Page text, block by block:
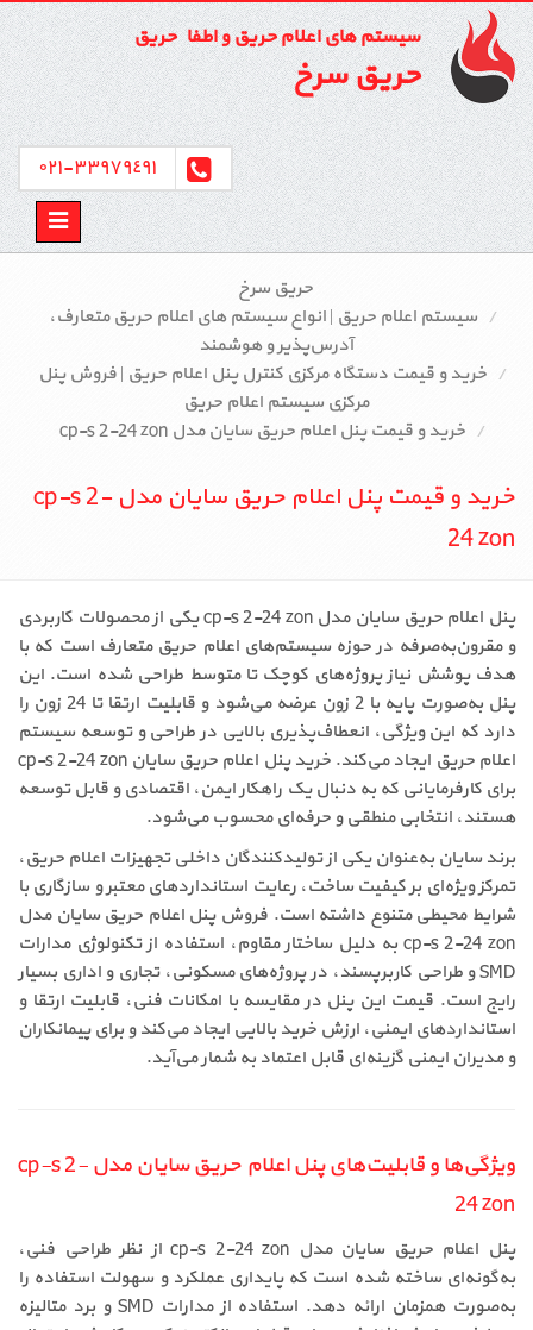
سیستم های اعلام حریق و اطفاء حریق
حریق سرخ
٣٣٩٧٩٤٩١-٠٢١
Toggle
حریق سرخ
سیستم اعلام حریق | انواع سیستم‌ های اعلام حریق متعارف،
آدرس‌پذیر و هوشمند
خرید و قیمت دستگاه مرکزی کنترل پنل اعلام حریق | فروش پنل
مرکزی سیستم اعلام حریق
خرید و قیمت پنل اعلام حریق سایان مدل cp-s 2-24 zon
خرید و قیمت پنل اعلام حریق سایان مدل cp-s 2-
24 zon
پنل اعلام حریق سایان مدل cp-s 2-24 zon یکی از محصولات کاربردی
و مقرون‌به‌صرفه در حوزه سیستم‌های اعلام حریق متعارف است که با
هدف پوشش نیاز پروژه‌های کوچک تا متوسط طراحی شده است. این
پنل به‌صورت پایه با 2 زون عرضه می‌شود و قابلیت ارتقا تا 24 زون را
دارد که این ویژگی، انعطاف‌پذیری بالایی در طراحی و توسعه سیستم
اعلام حریق ایجاد می‌کند. خرید پنل اعلام حریق سایان cp-s 2-24 zon
برای کارفرمایانی که به دنبال یک راهکار ایمن، اقتصادی و قابل توسعه
هستند، انتخابی منطقی و حرفه‌ای محسوب می‌شود.
برند سایان به‌عنوان یکی از تولیدکنندگان داخلی تجهیزات اعلام حریق،
تمرکز ویژه‌ای بر کیفیت ساخت، رعایت استانداردهای معتبر و سازگاری با
شرایط محیطی متنوع داشته است. فروش پنل اعلام حریق سایان مدل
cp-s 2-24 zon به دلیل ساختار مقاوم، استفاده از تکنولوژی مدارات
SMD و طراحی کاربرپسند، در پروژه‌های مسکونی، تجاری و اداری بسیار
رایج است. قیمت این پنل در مقایسه با امکانات فنی، قابلیت ارتقا و
استانداردهای ایمنی، ارزش خرید بالایی ایجاد می‌کند و برای پیمانکاران
و مدیران ایمنی گزینه‌ای قابل اعتماد به شمار می‌آید.
ویژگی‌ها و قابلیت‌های پنل اعلام حریق سایان مدل cp-s 2-
24 zon
پنل اعلام حریق سایان مدل cp-s 2-24 zon از نظر طراحی فنی،
به‌گونه‌ای ساخته شده است که پایداری عملکرد و سهولت استفاده را
به‌صورت همزمان ارائه دهد. استفاده از مدارات SMD و برد متالیزه